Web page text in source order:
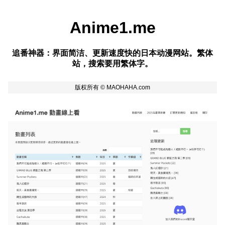
Anime1.me
追番神器：界面简洁、更新速度快的日本动漫网站。繁体
站，搜索要用繁体字。